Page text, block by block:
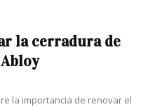
la cerradura de
la importancia de renovar el